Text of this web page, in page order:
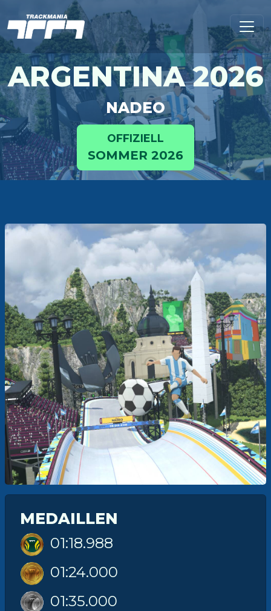
ARGENTINA 2026
NADEO
OFFIZIELL
SOMMER 2026
MEDAILLEN
01:18.988
01:24.000
01:35.000